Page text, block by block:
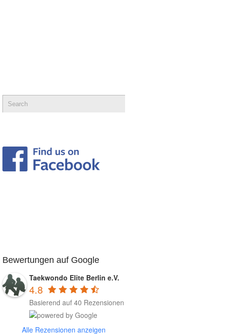
Bewertungen auf Google
Taekwondo Elite Berlin e.V.
4.8
Basierend auf 40 Rezensionen
Alle Rezensionen anzeigen